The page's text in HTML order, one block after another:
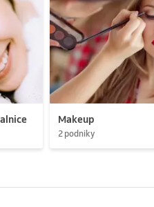
Makeup
2 podniky